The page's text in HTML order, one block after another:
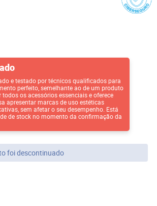
e testado por técnicos qualificados para
perfeito, semelhante ao de um produto
os acessórios essenciais e oferece
apresentar marcas de uso estéticas
sem afetar o seu desempenho. Está
de stock no momento da confirmação da
foi descontinuado